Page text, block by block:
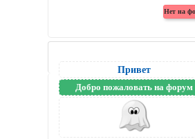
Привет
Добро пожаловать на форум